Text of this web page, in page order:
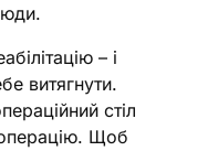
– і
витягнути.
стіл
операцію. Щоб